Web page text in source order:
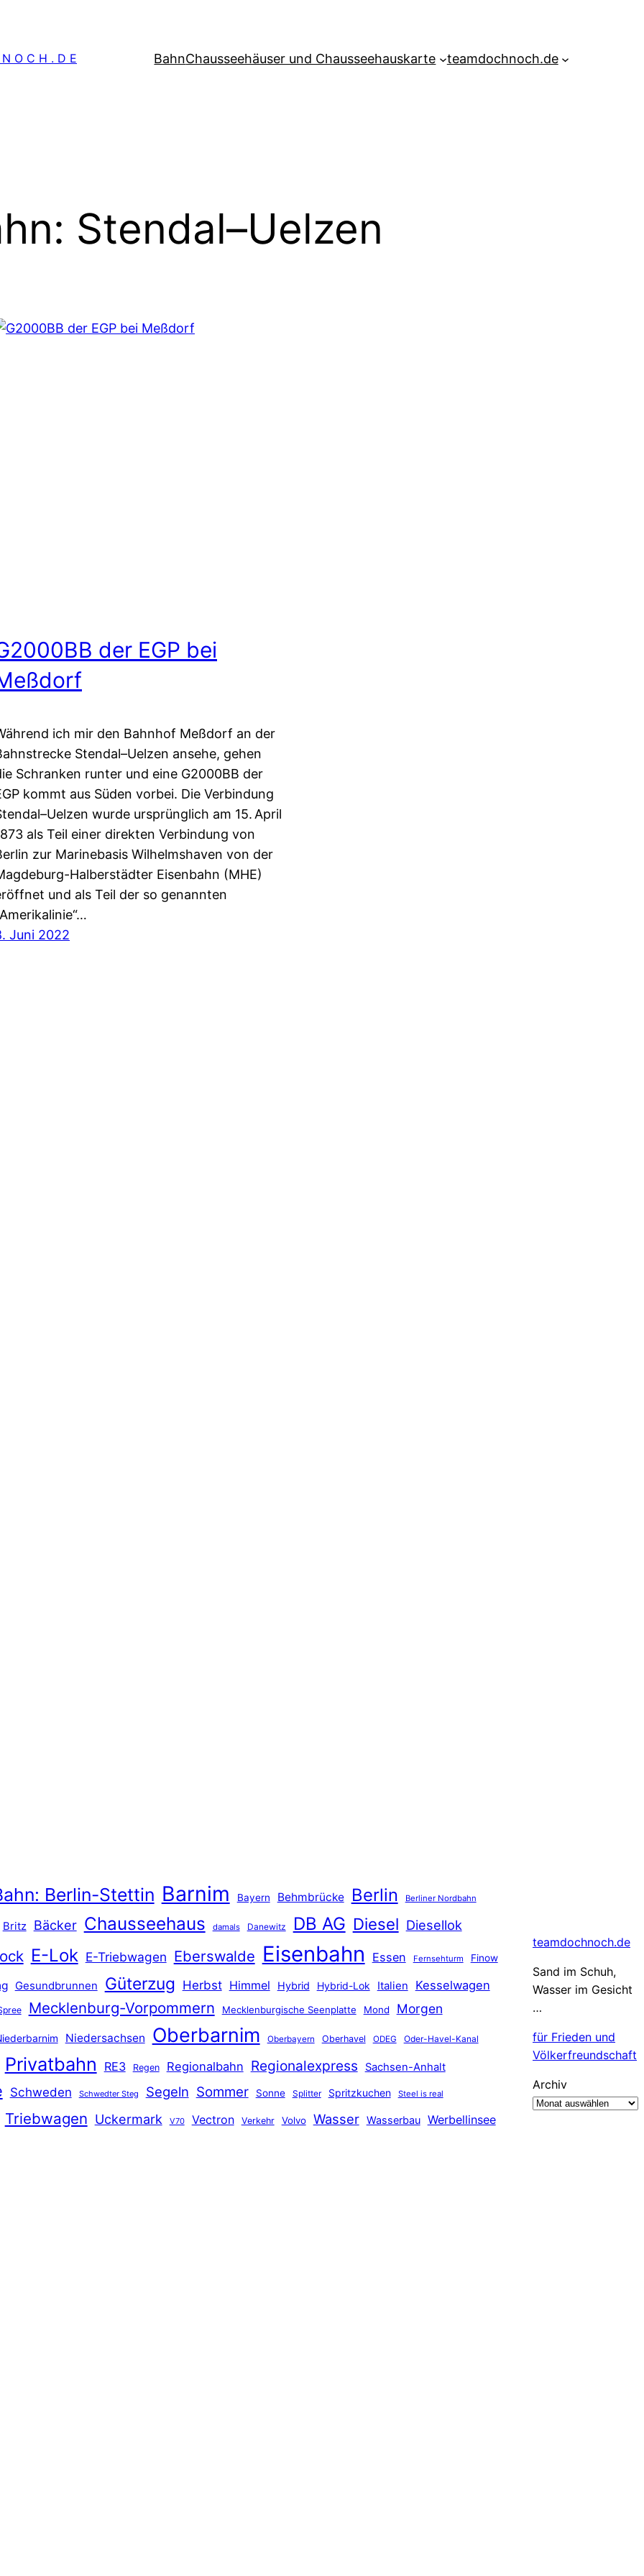
O C H . D E BahnChausseehäuser und Chausseehauskarte teamdochnoch.de
Stendal–Uelzen
der EGP bei
ich mir den Bahnhof Meßdorf an der
Stendal–Uelzen ansehe, gehen
Schranken runter und eine G2000BB der
kommt aus Süden vorbei. Die Verbindung
wurde ursprünglich am 15. April
als Teil einer direkten Verbindung von
zur Marinebasis Wilhelmshaven von der
Halberstädter Eisenbahn (MHE)
und als Teil der so genannten
Juni 2022
Berlin-Stettin Barnim Bayern Behmbrücke Berlin Berliner Nordbahn
Britz Bäcker Chausseehaus damals Danewitz DB AG Diesel Diesellok
E-Lok E-Triebwagen Eberswalde Eisenbahn Essen Fernsehturm Finow
Gesundbrunnen Güterzug Herbst Himmel Hybrid Hybrid-Lok Italien Kesselwagen
Mecklenburg-Vorpommern Mecklenburgische Seenplatte Mond Morgen
Niedersachsen Oberbarnim Oberbayern Oberhavel ODEG Oder-Havel-Kanal
Privatbahn RE3 Regen Regionalbahn Regionalexpress Sachsen-Anhalt
Schweden Schwedter Steg Segeln Sommer Sonne Splitter Spritzkuchen Steel is real
Triebwagen Uckermark V70 Vectron Verkehr Volvo Wasser Wasserbau Werbellinsee
teamdochnoch.de
Sand im Schuh,
Wasser im Gesicht
…
für Frieden und
Völkerfreundschaft
Archiv